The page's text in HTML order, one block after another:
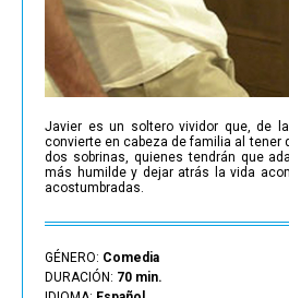
Javier es un soltero vividor que, de
convierte en cabeza de familia al tener
dos sobrinas, quienes tendrán que
más humilde y dejar atrás la vida
acostumbradas.
GÉNERO: Comedia
DURACIÓN: 70 min.